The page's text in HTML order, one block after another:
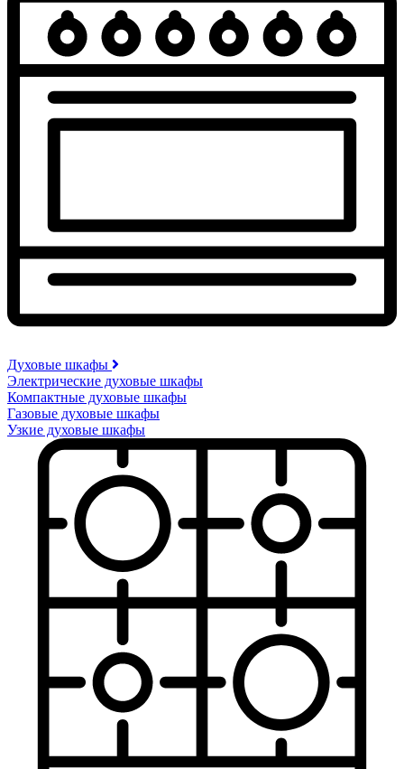
Духовые шкафы
Электрические духовые шкафы
Компактные духовые шкафы
Газовые духовые шкафы
Узкие духовые шкафы